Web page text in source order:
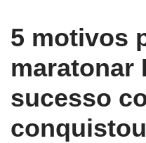
5 motivos
maratonar
sucesso